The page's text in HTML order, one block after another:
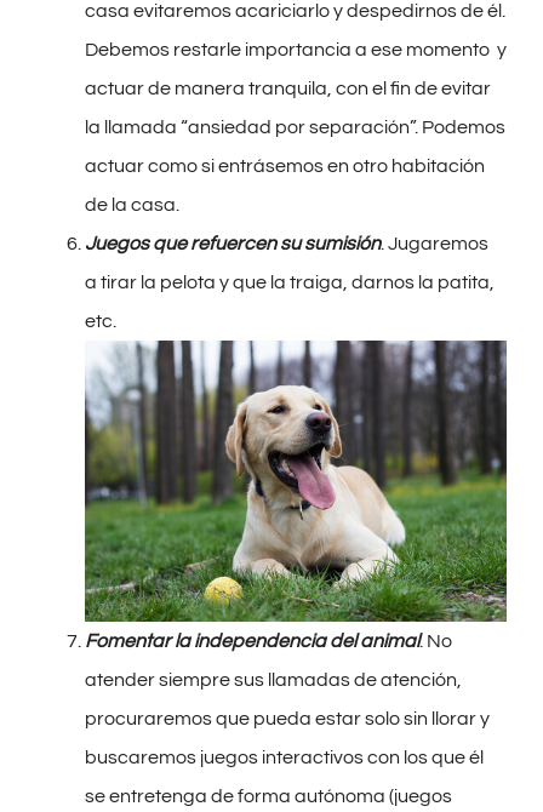
casa evitaremos acariciarlo y despedirnos de él.
Debemos restarle importancia a ese momento y
actuar de manera tranquila, con el fin de evitar
la llamada “ansiedad por separación”. Podemos
actuar como si entrásemos en otro habitación
de la casa.
Juegos que refuercen su sumisión. Jugaremos
a tirar la pelota y que la traiga, darnos la patita,
etc.
Fomentar la independencia del animal. No
atender siempre sus llamadas de atención,
procuraremos que pueda estar solo sin llorar y
buscaremos juegos interactivos con los que él
se entretenga de forma autónoma (juegos